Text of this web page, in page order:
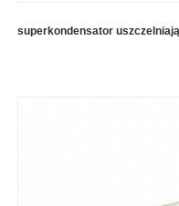
superkondensator